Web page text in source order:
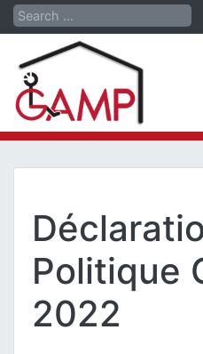
Search
Politique
2022